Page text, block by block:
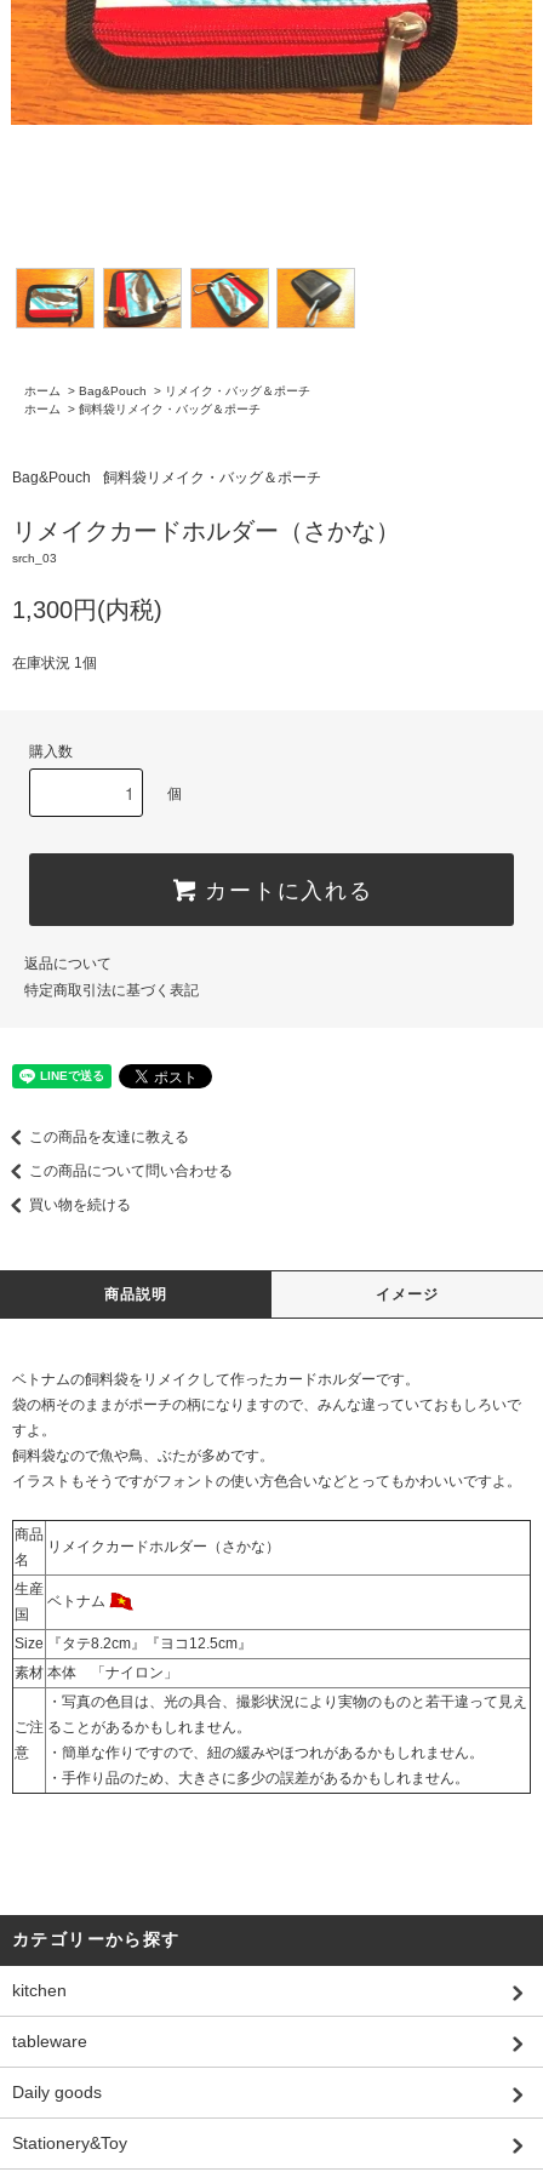
ホーム > Bag&Pouch > リメイク・バッグ＆ポーチ
ホーム
> 飼料袋リメイク・バッグ＆ポーチ
Bag&Pouch 飼料袋リメイク・バッグ＆ポーチ
リメイクカードホルダー（さかな）
srch_03
1,300円(内税)
在庫状況 1個
購入数
個
カートに入れる
返品について
特定商取引法に基づく表記
この商品を友達に教える
この商品について問い合わせる
買い物を続ける
商品説明 イメージ
ベトナムの飼料袋をリメイクして作ったカードホルダーです。
袋の柄そのままがポーチの柄になりますので、みんな違っていておもしろいで
すよ。
飼料袋なので魚や鳥、ぶたが多めです。
イラストもそうですがフォントの使い方色合いなどとってもかわいいですよ。
商品
名
リメイクカードホルダー（さかな）
生産
国
ベトナム
Size
『タテ8.2cm』『ヨコ12.5cm』
素材 本体 「ナイロン」
ご注
意
・写真の色目は、光の具合、撮影状況により実物のものと若干違って見え
ることがあるかもしれません。
・簡単な作りですので、紐の緩みやほつれがあるかもしれません。
・手作り品のため、大きさに多少の誤差があるかもしれません。
カテゴリーから探す
kitchen
tableware
Daily goods
Stationery&Toy